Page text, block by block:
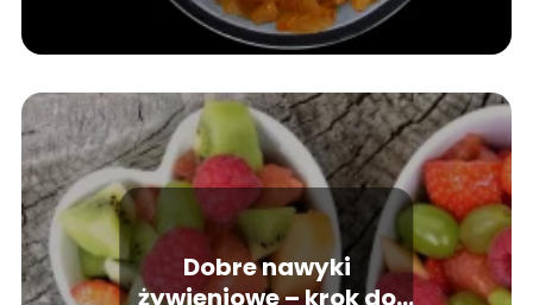
Dobre nawyki
żywieniowe – krok do